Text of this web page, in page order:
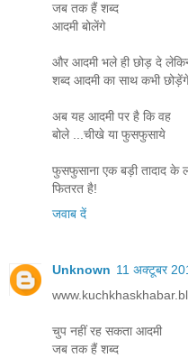
जब तक हैं शब्द
आदमी बोलेंगे
और आदमी भले ही छोड़ दे
शब्द आदमी का साथ कभी
अब यह आदमी पर है कि वह
बोले ...चीखे या फुसफुसाये
फुसफुसाना एक बड़ी तादाद के
फितरत है!
जवाब दें
Unknown 11 अक्टूबर
चुप नहीं रह सकता आदमी
जब तक हैं शब्द